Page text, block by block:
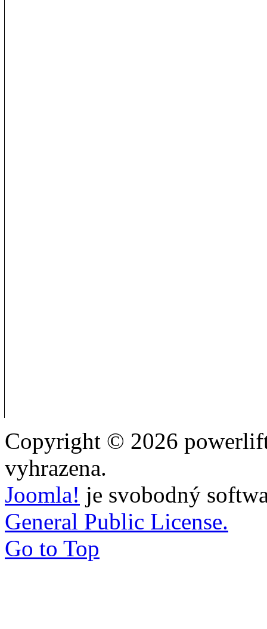
Copyright © 2026
vyhrazena.
Joomla! je svobodný
General Public License.
Go to Top